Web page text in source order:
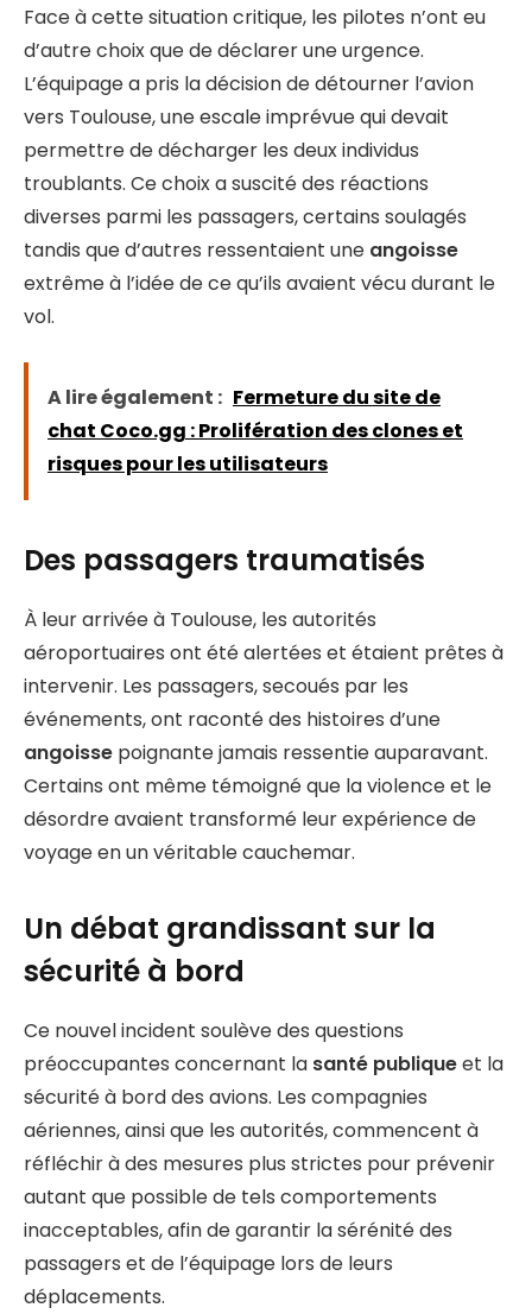
Face à cette situation critique, les pilotes n’ont eu
d’autre choix que de déclarer une urgence.
L’équipage a pris la décision de détourner l’avion
vers Toulouse, une escale imprévue qui devait
permettre de décharger les deux individus
troublants. Ce choix a suscité des réactions
diverses parmi les passagers, certains soulagés
tandis que d’autres ressentaient une angoisse
extrême à l’idée de ce qu’ils avaient vécu durant le
vol.
A lire également : Fermeture du site de
chat Coco.gg : Prolifération des clones et
risques pour les utilisateurs
Des passagers traumatisés
À leur arrivée à Toulouse, les autorités
aéroportuaires ont été alertées et étaient prêtes à
intervenir. Les passagers, secoués par les
événements, ont raconté des histoires d’une
angoisse poignante jamais ressentie auparavant.
Certains ont même témoigné que la violence et le
désordre avaient transformé leur expérience de
voyage en un véritable cauchemar.
Un débat grandissant sur la
sécurité à bord
Ce nouvel incident soulève des questions
préoccupantes concernant la santé publiqueet la
sécurité à bord des avions. Les compagnies
aériennes, ainsi que les autorités, commencent à
réfléchir à des mesures plus strictes pour prévenir
autant que possible de tels comportements
inacceptables, afin de garantir la sérénité des
passagers et de l’équipage lors de leurs
déplacements.